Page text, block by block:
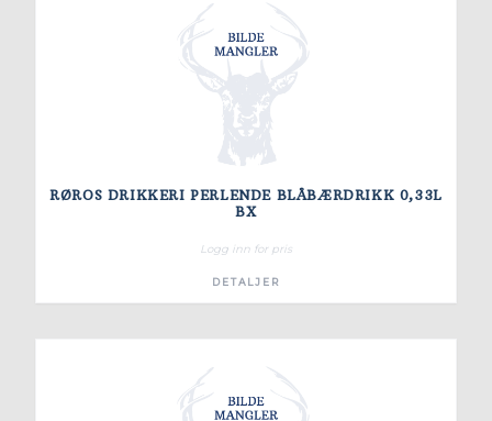
RØROS DRIKKERI PERLENDE BLÅBÆRDRIKK 0,33L
BX
Logg inn for pris
DETALJER